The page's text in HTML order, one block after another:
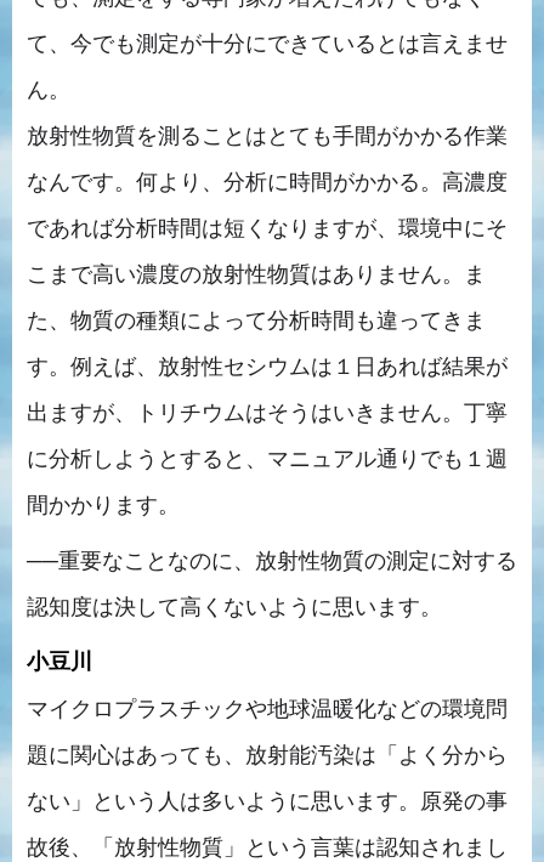
て、今でも測定が十分にできているとは言えませ
ん。
放射性物質を測ることはとても手間がかかる作業
なんです。何より、分析に時間がかかる。高濃度
であれば分析時間は短くなりますが、環境中にそ
こまで高い濃度の放射性物質はありません。ま
た、物質の種類によって分析時間も違ってきま
す。例えば、放射性セシウムは１日あれば結果が
出ますが、トリチウムはそうはいきません。丁寧
に分析しようとすると、マニュアル通りでも１週
間かかります。
──重要なことなのに、放射性物質の測定に対する
認知度は決して高くないように思います。
小豆川
マイクロプラスチックや地球温暖化などの環境問
題に関心はあっても、放射能汚染は「よく分から
ない」という人は多いように思います。原発の事
故後、「放射性物質」という言葉は認知されまし